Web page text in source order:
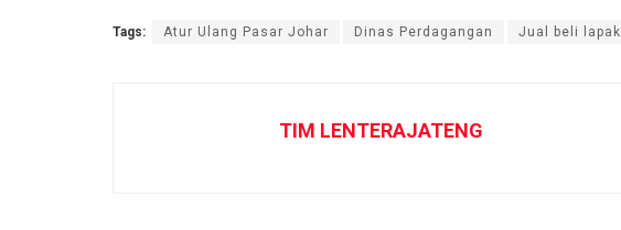
Tags: Atur Ulang Pasar Johar Dinas Perdagangan Jual beli lapak
TIM LENTERAJATENG